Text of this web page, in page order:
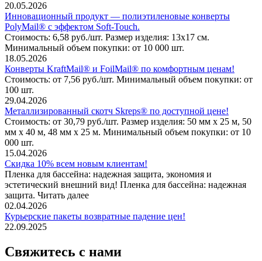
20.05.2026
Инновационный продукт — полиэтиленовые конверты
PolyMail® с эффектом Soft-Touch.
Стоимость: 6,58 руб./шт. Размер изделия: 13х17 см.
Минимальный объем покупки: от 10 000 шт.
18.05.2026
Конверты KraftMail® и FoilMail® по комфортным ценам!
Стоимость: от 7,56 руб./шт. Минимальный объем покупки: от
100 шт.
29.04.2026
Металлизированный скотч Skreps® по доступной цене!
Стоимость: от 30,79 руб./шт. Размер изделия: 50 мм х 25 м, 50
мм х 40 м, 48 мм х 25 м. Минимальный объем покупки: от 10
000 шт.
15.04.2026
Скидка 10% всем новым клиентам!
Пленка для бассейна: надежная защита, экономия и
эстетический внешний вид! Пленка для бассейна: надежная
защита. Читать далее
02.04.2026
Курьерские пакеты возвратные падение цен!
22.09.2025
Свяжитесь с нами